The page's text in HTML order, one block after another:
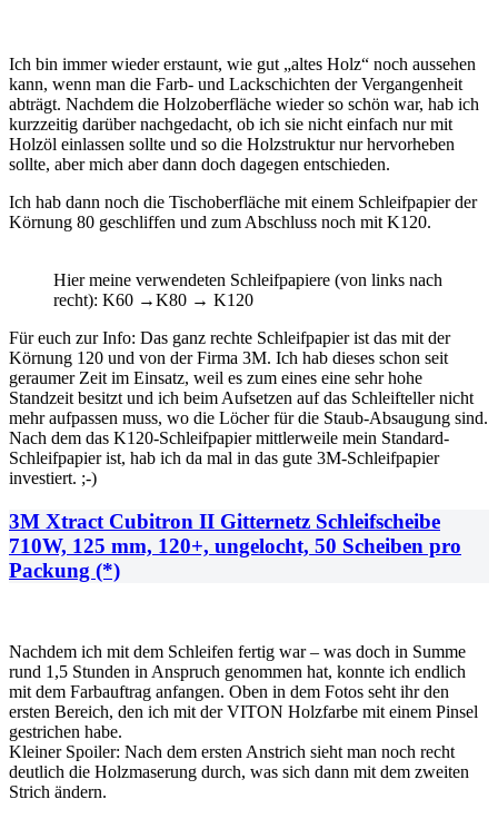
Ich bin immer wieder erstaunt, wie gut „altes Holz“ noch aussehen
kann, wenn man die Farb- und Lackschichten der Vergangenheit
abträgt. Nachdem die Holzoberfläche wieder so schön war, hab ich
kurzzeitig darüber nachgedacht, ob ich sie nicht einfach nur mit
Holzöl einlassen sollte und so die Holzstruktur nur hervorheben
sollte, aber mich aber dann doch dagegen entschieden.
Ich hab dann noch die Tischoberfläche mit einem Schleifpapier der
Körnung 80 geschliffen und zum Abschluss noch mit K120.
Hier meine verwendeten Schleifpapiere (von links nach
recht): K60 →K80 → K120
Für euch zur Info: Das ganz rechte Schleifpapier ist das mit der
Körnung 120 und von der Firma 3M. Ich hab dieses schon seit
geraumer Zeit im Einsatz, weil es zum eines eine sehr hohe
Standzeit besitzt und ich beim Aufsetzen auf das Schleifteller nicht
mehr aufpassen muss, wo die Löcher für die Staub-Absaugung sind.
Nach dem das K120-Schleifpapier mittlerweile mein Standard-
Schleifpapier ist, hab ich da mal in das gute 3M-Schleifpapier
investiert. ;-)
3M Xtract Cubitron II Gitternetz Schleifscheibe
710W, 125 mm, 120+, ungelocht, 50 Scheiben pro
Packung (*)
Nachdem ich mit dem Schleifen fertig war – was doch in Summe
rund 1,5 Stunden in Anspruch genommen hat, konnte ich endlich
mit dem Farbauftrag anfangen. Oben in dem Fotos seht ihr den
ersten Bereich, den ich mit der VITON Holzfarbe mit einem Pinsel
gestrichen habe.
Kleiner Spoiler: Nach dem ersten Anstrich sieht man noch recht
deutlich die Holzmaserung durch, was sich dann mit dem zweiten
Strich ändern.